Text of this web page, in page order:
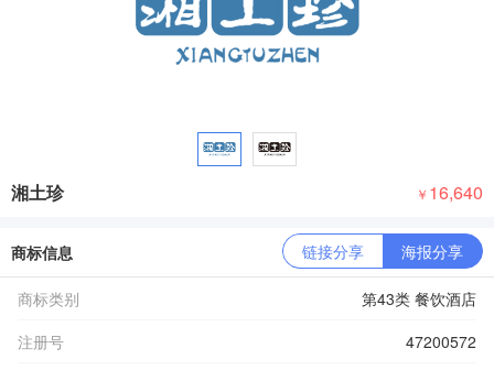
湘土珍 ￥ 16,640
商标信息 链接分享 海报分享
商标类别
第43类 餐饮酒店
注册号
47200572